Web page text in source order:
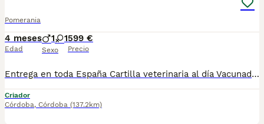
Pomerania
4 meses
Edad
1 1
Sexo
599 €
Precio
Entrega en toda España Cartilla veterinaria al día Vacunados y desparasitados según edad Microchip incluido Revisados por veterinario Cachorros socializados y acostumbrados al contacto humano Asesoramiento antes y después de la entrega 670864332 ADEMAS NO COBRAMOS NI UN EURO POR ADELANTADO , PASA QUE PAGAS Y LUEGO NO TE LLEGA NADA !!!!! los cachorros están socializados y en perfectas condiciones , mejor escríbenos al what y te detallamos info si quieres tener una buena experiencia este es tu sitio. . GRACIAS .......................................................................
Criador
Córdoba, Córdoba (137.2km)